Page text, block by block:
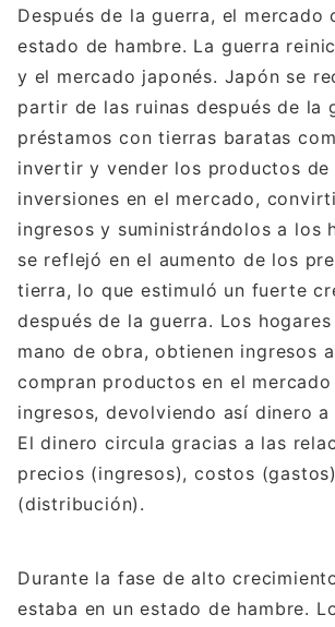
Después de la guerra, el mercado
estado de hambre. La guerra
y el mercado japonés. Japón se
partir de las ruinas después de la
préstamos con tierras baratas
invertir y vender los productos de
inversiones en el mercado,
ingresos y suministrándolos a los
se reflejó en el aumento de los
tierra, lo que estimuló un fuerte
después de la guerra. Los
mano de obra, obtienen ingresos
compran productos en el
ingresos, devolviendo así dinero a
El dinero circula gracias a las
precios (ingresos), costos
(distribución).
Durante la fase de alto
estaba en un estado de hambre.